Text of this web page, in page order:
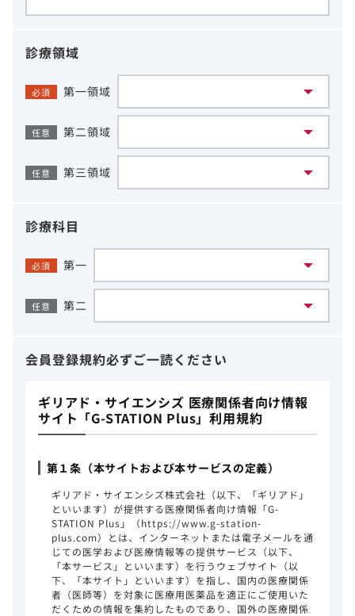
診療領域
必須 第一領域
任意 第二領域
任意 第三領域
診療科目
必須 第一
任意 第二
会員登録規約必ずご一読ください
ギリアド・サイエンシズ 医療関係者向け情報
サイト「G-STATION Plus」利用規約
第１条（本サイトおよび本サービスの定義）
ギリアド・サイエンシズ株式会社（以下、「ギリアド」
といいます）が提供する医療関係者向け情報「G-
STATION Plus」（https://www.g-station-
plus.com）とは、インターネットまたは電子メールを通
じての医学および医療情報等の提供サービス（以下、
「本サービス」といいます）を行うウェブサイト（以
下、「本サイト」といいます）を指し、国内の医療関係
者（医師等）を対象に医療用医薬品を適正にご使用いた
だくための情報を集約したものであり、国外の医療関係